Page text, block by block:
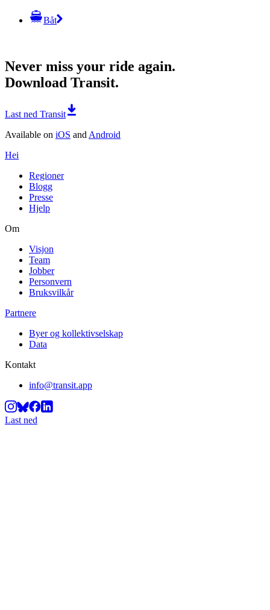
Båt
Never miss your ride again.
Download Transit.
Last ned Transit
Available on iOS and Android
Hei
Regioner
Blogg
Presse
Hjelp
Om
Visjon
Team
Jobber
Personvern
Bruksvilkår
Partnere
Byer og kollektivselskap
Data
Kontakt
info@transit.app
Last ned